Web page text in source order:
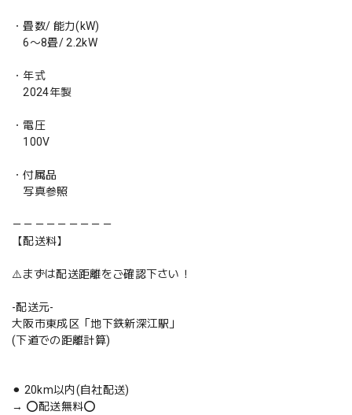
・畳数/ 能力(kW)
6〜8畳/ 2.2kW
・年式
2024年製
・電圧
100V
・付属品
写真参照
－－－－－－－－－
【配送料】
⚠️まずは配送距離をご確認下さい！
-配送元-
大阪市東成区「地下鉄新深江駅」
(下道での距離計算)
⚫︎ 20km以内(自社配送)
→ ⭕️配送無料⭕️